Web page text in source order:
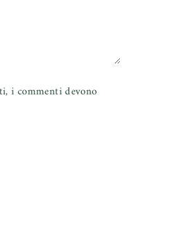
i commenti devono